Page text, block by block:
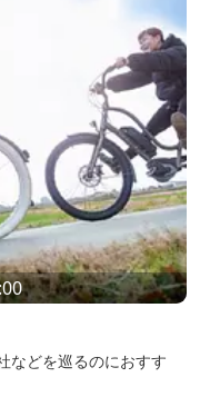
などを巡るのにおすす